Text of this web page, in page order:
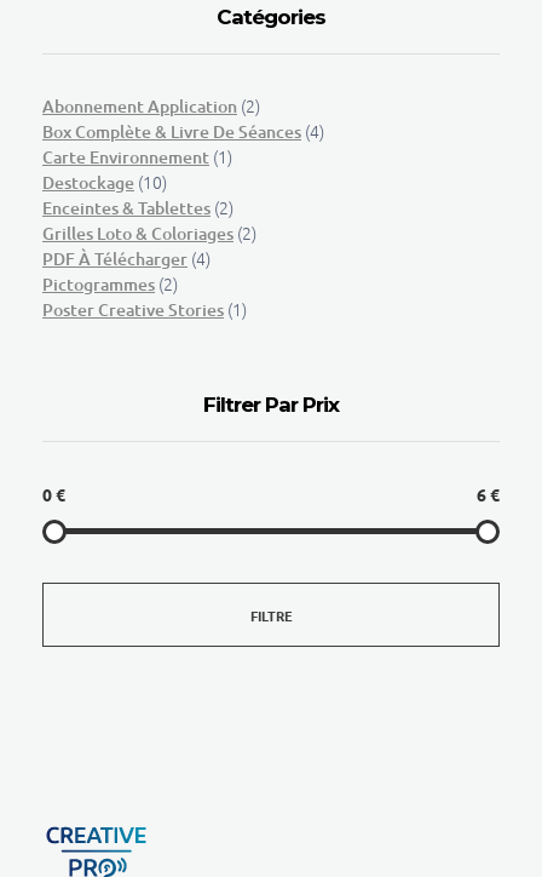
Catégories
Abonnement Application (2)
Box Complète & Livre De Séances (4)
Carte Environnement (1)
Destockage (10)
Enceintes & Tablettes (2)
Grilles Loto & Coloriages (2)
PDF À Télécharger (4)
Pictogrammes (2)
Poster Creative Stories (1)
Filtrer Par Prix
0 € 6 €
FILTRE